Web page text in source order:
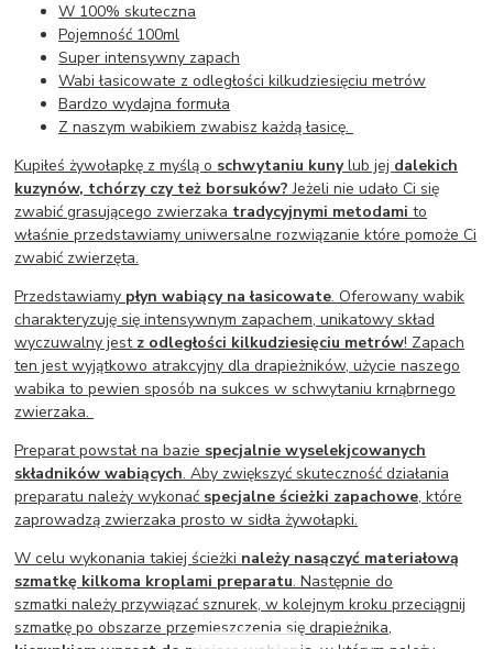
W 100% skuteczna
Pojemność 100ml
Super intensywny zapach
Wabi łasicowate z odległości kilkudziesięciu metrów
Bardzo wydajna formuła
Z naszym wabikiem zwabisz każdą łasicę.
Kupiłeś żywołapkę z myślą o schwytaniu kunylub jej dalekich
kuzynów, tchórzy czy też borsuków? Jeżeli nie udało Ci się
zwabić grasującego zwierzaka tradycyjnymi metodami to
właśnie przedstawiamy uniwersalne rozwiązanie które pomoże Ci
zwabić zwierzęta.
Przedstawiamy płyn wabiący na łasicowate. Oferowany wabik
charakteryzuję się intensywnym zapachem, unikatowy skład
wyczuwalny jest z odległości kilkudziesięciu metrów! Zapach
ten jest wyjątkowo atrakcyjny dla drapieżników, użycie naszego
wabika to pewien sposób na sukces w schwytaniu krnąbrnego
zwierzaka.
Preparat powstał na bazie specjalnie wyselekjcowanych
składników wabiących. Aby zwiększyć skuteczność działania
preparatu należy wykonać specjalne ścieżki zapachowe, które
zaprowadzą zwierzaka prosto w sidła żywołapki.
W celu wykonania takiej ścieżki należy nasączyć materiałową
szmatkę kilkoma kroplami preparatu. Następnie do
szmatki należy przywiązać sznurek, w kolejnym kroku przeciągnij
szmatkę po obszarze przemieszczenia się drapieżnika,